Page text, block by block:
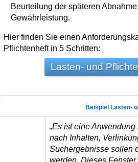
Beurteilung der späteren
Gewährleistung.
Hier finden Sie einen
Pflichtenheft in 5 Schritten:
Lasten- und
Beispiel Lasten-
„Es ist eine
nach Inhalten,
Suchergebnisse sollen
werden. Dieses